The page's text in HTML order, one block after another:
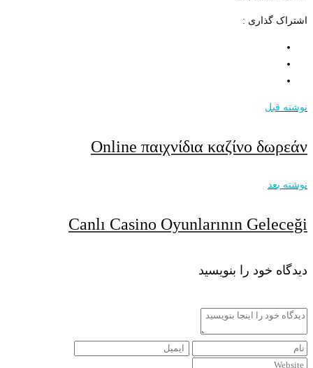
اشتراک گذاری :
نوشته قبل
Online παιχνίδια καζίνο δωρεάν
نوشته بعد
Canlı Casino Oyunlarının Geleceği
دیدگاه خود را بنویسید